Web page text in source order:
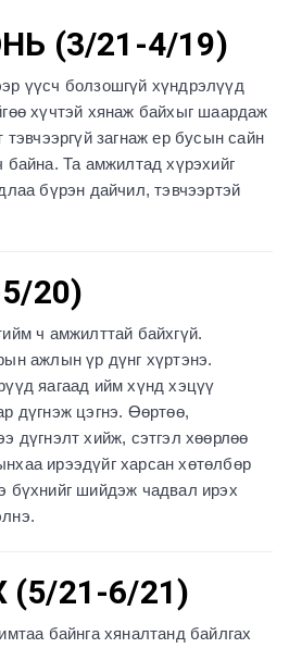
21-4/19)
үүсч болзошгүй хүндрэлүүд
хүчтэй хянаж байхыг шаардаж
тэвчээргүй загнаж ер бусын сайн
байна. Та амжилтад хүрэхийг
бүрэн дайчил, тэвчээртэй
20)
ч амжилттай байхгүй.
ажлын үр дүнг хүртэнэ.
яагаад ийм хүнд хэцүү
дүгнэж цэгнэ. Өөртөө,
дүгнэлт хийж, сэтгэл хөөрлөө
ирээдүйг харсан хөтөлбөр
бүхнийг шийдэж чадвал ирэх
21-6/21)
байнга хяналтанд байлгах